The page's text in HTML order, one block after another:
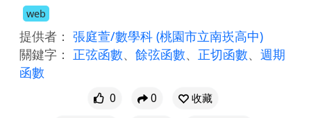
web
提供者： 張庭萱/數學科 (桃園市立南崁高中)
關鍵字： 正弦函數、 餘弦函數、 正切函數、 週期
函數
0 0
收藏